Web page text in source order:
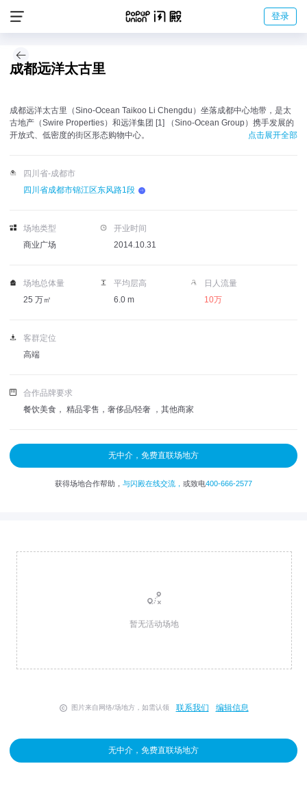
登录
成都远洋太古里
成都远洋太古里（Sino-Ocean Taikoo Li Chengdu）坐落成都中心地带，是太
古地产（Swire Properties）和远洋集团 [1] （Sino-Ocean Group）携手发展的
开放式、低密度的街区形态购物中心。
点击展开全部
四川省-成都市
四川省成都市锦江区东风路1段
场地类型
商业广场
开业时间
2014.10.31
场地总体量
25 万㎡
平均层高
6.0 m
日人流量
10万
客群定位
高端
合作品牌要求
餐饮美食， 精品零售，奢侈品/轻奢 ，其他商家
无中介，免费直联场地方
获得场地合作帮助， 与闪殿在线交流， 或致电400-666-2577
暂无活动场地
图片来自网络/场地方，如需认领 联系我们 编辑信息
无中介，免费直联场地方